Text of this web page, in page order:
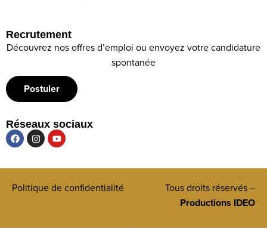
Recrutement
Découvrez nos offres d’emploi ou envoyez votre candidature
spontanée
Postuler
Réseaux sociaux
Politique de confidentialité Tous droits réservés –
Productions IDEO